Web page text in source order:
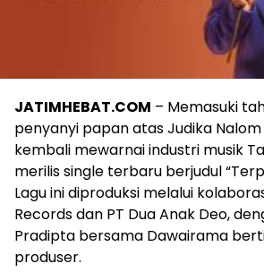
JATIMHEBAT.COM – Memasuki
penyanyi papan atas Judika
kembali mewarnai industri musik
merilis single terbaru berjudul
Lagu ini diproduksi melalui
Records dan PT Dua Anak Deo,
Pradipta bersama Dawairama
produser.